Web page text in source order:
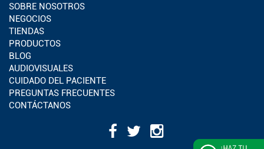
SOBRE NOSOTROS
NEGOCIOS
TIENDAS
PRODUCTOS
BLOG
AUDIOVISUALES
CUIDADO DEL PACIENTE
PREGUNTAS FRECUENTES
CONTÁCTANOS